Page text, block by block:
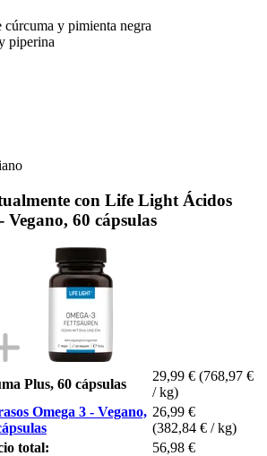
y pimienta negra
piperina
con Life Light Ácidos
Vegano, 60 cápsulas
Plus, 60 cápsulas
29,99 € (768,97 €
/ kg)
Omega 3 - Vegano, 26,99 €
(382,84 € / kg)
total:
56,98 €